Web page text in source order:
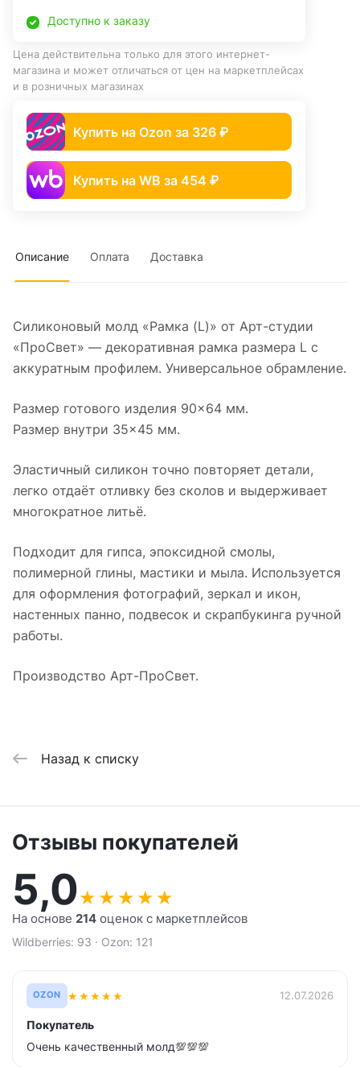
Доступно к заказу
Цена действительна только для этого интернет-
магазина и может отличаться от цен на маркетплейсах
и в розничных магазинах
Купить на Ozon за 326 ₽
Купить на WB за 454 ₽
Описание Оплата Доставка
Силиконовый молд «Рамка (L)» от Арт-студии
«ПроСвет» — декоративная рамка размера L с
аккуратным профилем. Универсальное обрамление.
Размер готового изделия 90×64 мм.
Размер внутри 35×45 мм.
Эластичный силикон точно повторяет детали,
легко отдаёт отливку без сколов и выдерживает
многократное литьё.
Подходит для гипса, эпоксидной смолы,
полимерной глины, мастики и мыла. Используется
для оформления фотографий, зеркал и икон,
настенных панно, подвесок и скрапбукинга ручной
работы.
Производство Арт-ПроСвет.
Назад к списку
Отзывы покупателей
5,0★ ★ ★ ★ ★
На основе 214 оценок с маркетплейсов
Wildberries: 93 · Ozon: 121
OZON ★★★★★ 12.07.2026
Покупатель
Очень качественный молд💯💯💯